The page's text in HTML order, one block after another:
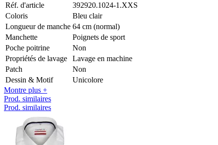
Réf. d'article
392920.1024-1.XXS
Coloris
Bleu clair
Longueur de manche 64 cm (normal)
Manchette
Poignets de sport
Poche poitrine
Non
Propriétés de lavage
Lavage en machine
Patch
Non
Dessin & Motif
Unicolore
Montre plus +
Prod. similaires
Prod. similaires